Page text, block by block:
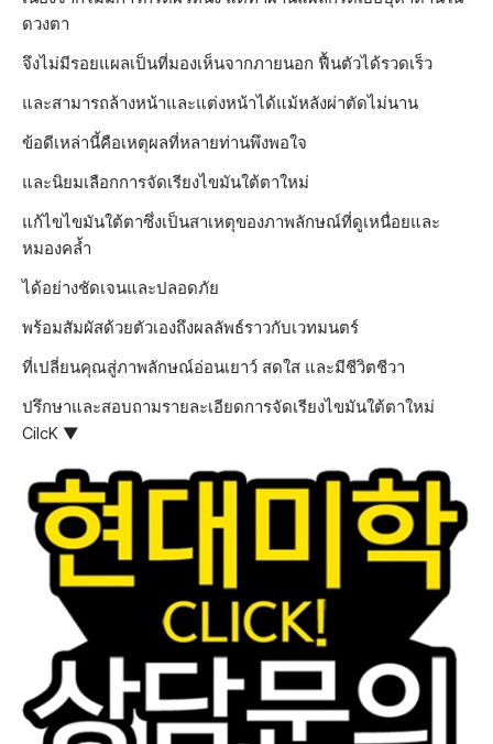
ดวงตา
จึงไม่มีรอยแผลเป็นที่มองเห็นจากภายนอก ฟื้นตัวได้รวดเร็ว
และสามารถล้างหน้าและแต่งหน้าได้แม้หลังผ่าตัดไม่นาน
ข้อดีเหล่านี้คือเหตุผลที่หลายท่านพึงพอใจ
และนิยมเลือกการจัดเรียงไขมันใต้ตาใหม่
แก้ไขไขมันใต้ตาซึ่งเป็นสาเหตุของภาพลักษณ์ที่ดูเหนื่อยและ
หมองคล้ำ
ได้อย่างชัดเจนและปลอดภัย
พร้อมสัมผัสด้วยตัวเองถึงผลลัพธ์ราวกับเวทมนตร์
ที่เปลี่ยนคุณสู่ภาพลักษณ์อ่อนเยาว์ สดใส และมีชีวิตชีวา
ปรึกษาและสอบถามรายละเอียดการจัดเรียงไขมันใต้ตาใหม่
CilcK ▼